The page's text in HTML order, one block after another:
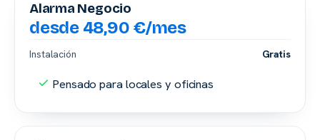
Alarma Negocio
desde 48,90 €/mes
Instalación Gratis
Pensado para locales y oficinas